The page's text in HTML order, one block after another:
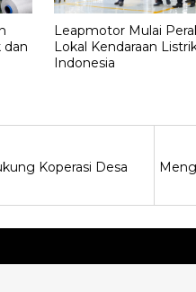
dan
Leapmotor Mulai
Lokal Kendaraan
Indonesia
Koperasi Desa